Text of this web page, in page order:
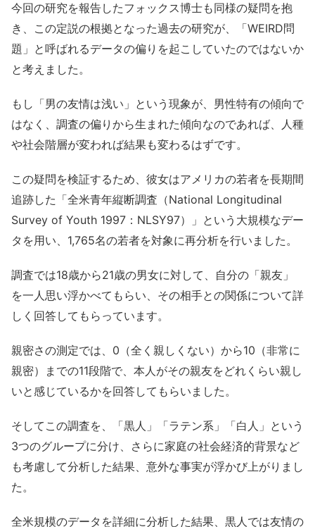
今回の研究を報告したフォックス博士も同様の疑問を抱
き、この定説の根拠となった過去の研究が、「WEIRD問
題」と呼ばれるデータの偏りを起こしていたのではないか
と考えました。
もし「男の友情は浅い」という現象が、男性特有の傾向で
はなく、調査の偏りから生まれた傾向なのであれば、人種
や社会階層が変われば結果も変わるはずです。
この疑問を検証するため、彼女はアメリカの若者を長期間
追跡した「全米青年縦断調査（National Longitudinal
Survey of Youth 1997：NLSY97）」という大規模なデー
タを用い、1,765名の若者を対象に再分析を行いました。
調査では18歳から21歳の男女に対して、自分の「親友」
を一人思い浮かべてもらい、その相手との関係について詳
しく回答してもらっています。
親密さの測定では、0（全く親しくない）から10（非常に
親密）までの11段階で、本人がその親友をどれくらい親し
いと感じているかを回答してもらいました。
そしてこの調査を、「黒人」「ラテン系」「白人」という
3つのグループに分け、さらに家庭の社会経済的背景など
も考慮して分析した結果、意外な事実が浮かび上がりまし
た。
全米規模のデータを詳細に分析した結果、黒人では友情の